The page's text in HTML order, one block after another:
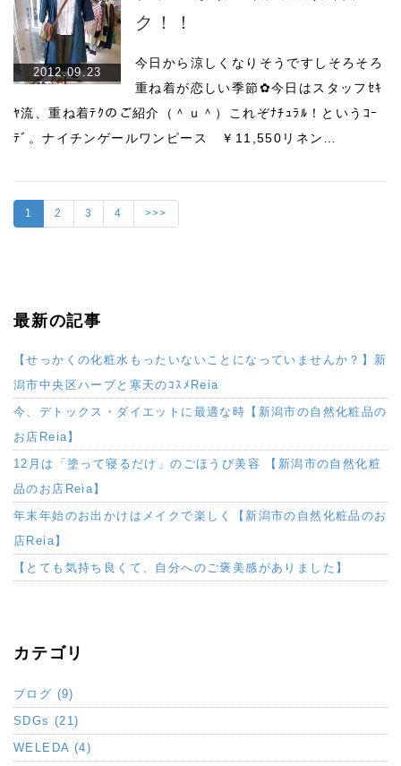
2012.09.23
ク！！
今日から涼しくなりそうですしそろそろ
重ね着が恋しい季節✿今日はスタッフｾｷ
ﾔ流、重ね着ﾃｸのご紹介（＾ｕ＾）これぞﾅﾁｭﾗﾙ！というｺｰ
ﾃﾞ。ナイチンゲールワンピース ￥11,550リネン…
1 2 3 4 >>>
最新の記事
【せっかくの化粧水もったいないことになっていませんか？】新
潟市中央区ハーブと寒天のｺｽﾒReia
今、デトックス・ダイエットに最適な時【新潟市の自然化粧品の
お店Reia】
12月は「塗って寝るだけ」のごほうび美容 【新潟市の自然化粧
品のお店Reia】
年末年始のお出かけはメイクで楽しく【新潟市の自然化粧品のお
店Reia】
【とても気持ち良くて、自分へのご褒美感がありました】
カテゴリ
ブログ (9)
SDGs (21)
WELEDA (4)